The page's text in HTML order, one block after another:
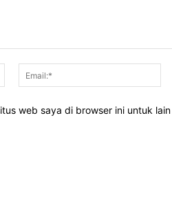
Nama:*
web saya di browser ini untuk